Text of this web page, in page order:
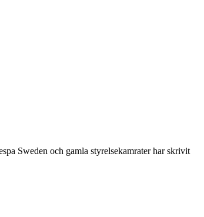
Sweden och gamla styrelsekamrater har skrivit